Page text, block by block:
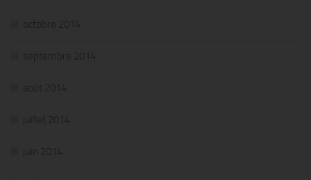
octobre 2014
septembre 2014
août 2014
juillet 2014
juin 2014